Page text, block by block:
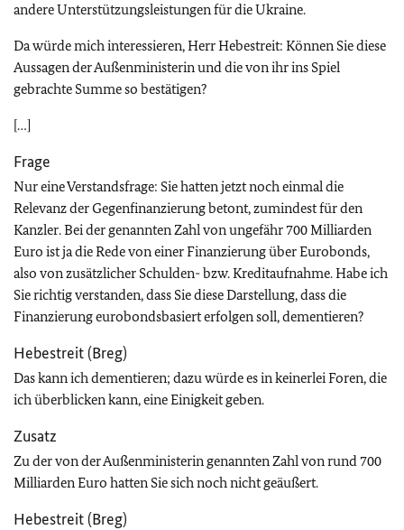
andere Unterstützungsleistungen für die Ukraine.
Da würde mich interessieren, Herr Hebestreit: Können Sie diese
Aussagen der Außenministerin und die von ihr ins Spiel
gebrachte Summe so bestätigen?
[…]
Frage
Nur eine Verstandsfrage: Sie hatten jetzt noch einmal die
Relevanz der Gegenfinanzierung betont, zumindest für den
Kanzler. Bei der genannten Zahl von ungefähr 700 Milliarden
Euro ist ja die Rede von einer Finanzierung über Eurobonds,
also von zusätzlicher Schulden- bzw. Kreditaufnahme. Habe ich
Sie richtig verstanden, dass Sie diese Darstellung, dass die
Finanzierung eurobondsbasiert erfolgen soll, dementieren?
Hebestreit (Breg)
Das kann ich dementieren; dazu würde es in keinerlei Foren, die
ich überblicken kann, eine Einigkeit geben.
Zusatz
Zu der von der Außenministerin genannten Zahl von rund 700
Milliarden Euro hatten Sie sich noch nicht geäußert.
Hebestreit (Breg)